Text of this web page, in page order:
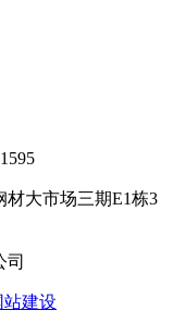
大市场三期E1栋3
司
站建设